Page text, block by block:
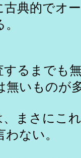
典的でオ
るまでも
無いものが
まさにこ
ない。